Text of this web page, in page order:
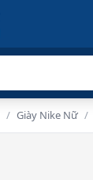
/ Giày Nike Nữ /